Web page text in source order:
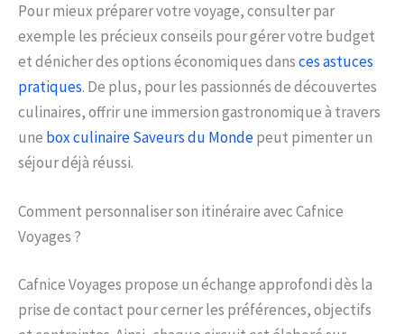
Pour mieux préparer votre voyage, consulter par
exemple les précieux conseils pour gérer votre budget
et dénicher des options économiques dansces astuces
pratiques. De plus, pour les passionnés de découvertes
culinaires, offrir une immersion gastronomique à travers
une box culinaire Saveurs du Mondepeut pimenter un
séjour déjà réussi.
Comment personnaliser son itinéraire avec Cafnice
Voyages ?
Cafnice Voyages propose un échange approfondi dès la
prise de contact pour cerner les préférences, objectifs